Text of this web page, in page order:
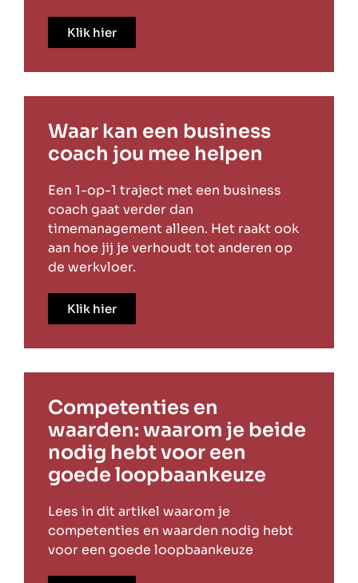
Klik hier
Waar kan een business
coach jou mee helpen
Een 1-op-1 traject met een business
coach gaat verder dan
timemanagement alleen. Het raakt ook
aan hoe jij je verhoudt tot anderen op
de werkvloer.
Klik hier
Competenties en
waarden: waarom je beide
nodig hebt voor een
goede loopbaankeuze
Lees in dit artikel waarom je
competenties en waarden nodig hebt
voor een goede loopbaankeuze